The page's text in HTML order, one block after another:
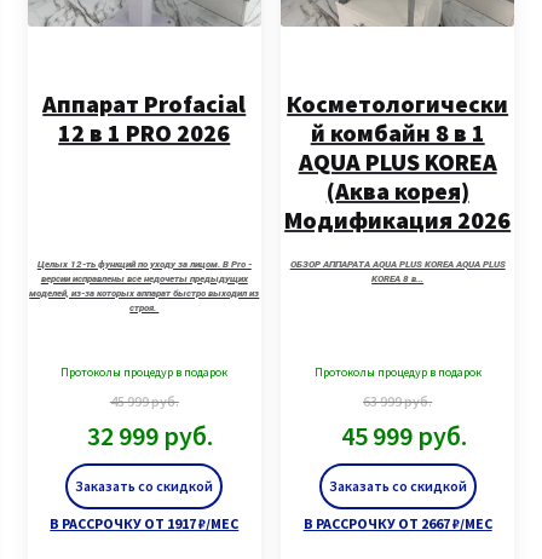
Заказать со скидкой
Аппарат Profacial
12 в 1 PRO 2026
Целых 12-ть функций по уходу за лицом. В Pro -
версии исправлены все недочеты предыдущих
моделей, из-за которых аппарат быстро выходил из
строя.
Протоколы процедур в подарок
45 999руб.
32 999 руб.
В РАССРОЧКУ ОТ 1917 ₽/МЕС
Заказать со скидкой
Косметологически
й комбайн 8 в 1
AQUA PLUS KOREA
(Аква корея)
Модификация 2026
ОБЗОР АППАРАТА AQUA PLUS KOREA AQUA PLUS
KOREA 8 в…
Протоколы процедур в подарок
63 999руб.
45 999 руб.
В РАССРОЧКУ ОТ 2667 ₽/МЕС